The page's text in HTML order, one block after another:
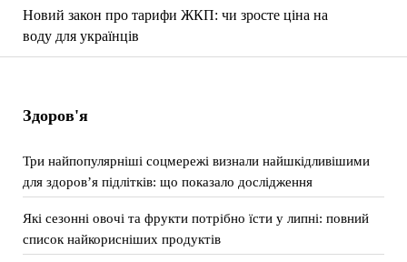
Новий закон про тарифи ЖКП: чи зросте ціна на
воду для українців
Здоров'я
Три найпопулярніші соцмережі визнали найшкідливішими
для здоров’я підлітків: що показало дослідження
Які сезонні овочі та фрукти потрібно їсти у липні: повний
список найкорисніших продуктів